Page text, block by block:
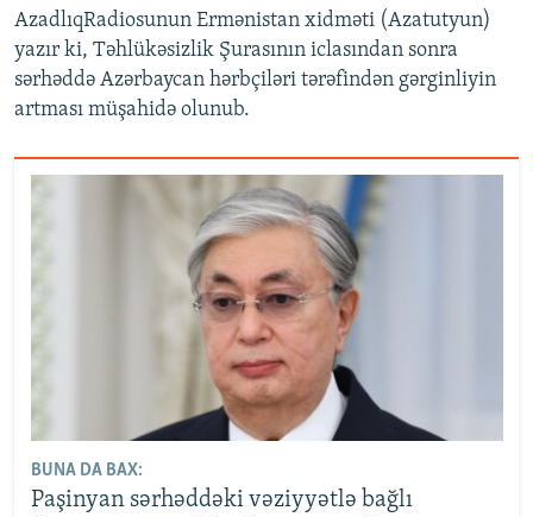
AzadlıqRadiosunun Ermənistan xidməti (Azatutyun)
yazır ki, Təhlükəsizlik Şurasının iclasından sonra
sərhəddə Azərbaycan hərbçiləri tərəfindən gərginliyin
artması müşahidə olunub.
BUNA DA BAX:
Paşinyan sərhəddəki vəziyyətlə bağlı